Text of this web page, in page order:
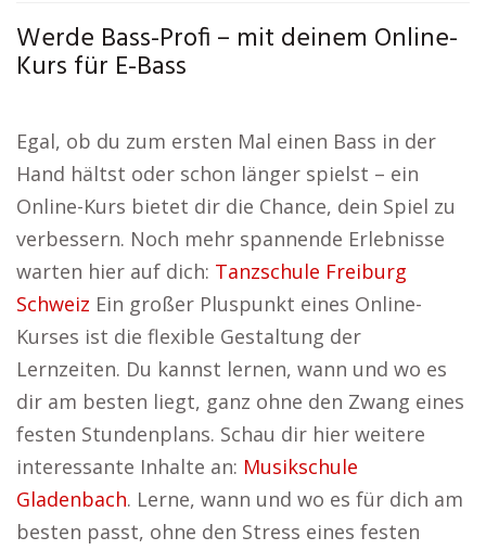
Werde Bass-Profi – mit deinem Online-
Kurs für E-Bass
Egal, ob du zum ersten Mal einen Bass in der
Hand hältst oder schon länger spielst – ein
Online-Kurs bietet dir die Chance, dein Spiel zu
verbessern. Noch mehr spannende Erlebnisse
warten hier auf dich: Tanzschule Freiburg
Schweiz Ein großer Pluspunkt eines Online-
Kurses ist die flexible Gestaltung der
Lernzeiten. Du kannst lernen, wann und wo es
dir am besten liegt, ganz ohne den Zwang eines
festen Stundenplans. Schau dir hier weitere
interessante Inhalte an: Musikschule
Gladenbach. Lerne, wann und wo es für dich am
besten passt, ohne den Stress eines festen